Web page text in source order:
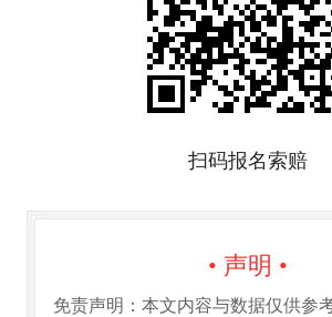
扫码报名索赔
• 声明 •
免责声明：本文内容与数据仅供参